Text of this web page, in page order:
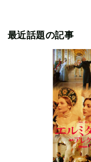
最近話題の記事